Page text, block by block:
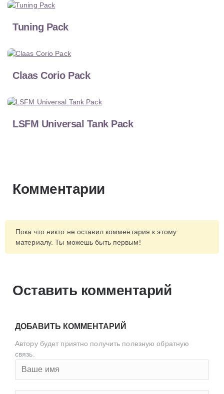
Tuning Pack
Claas Corio Pack
LSFM Universal Tank Pack
Комментарии
Пока что никто не оставил комментария к этому
материалу. Ты можешь быть первым!
Оставить комментарий
ДОБАВИТЬ КОММЕНТАРИЙ
Автору будет приятно получить полезную обратную
связь.